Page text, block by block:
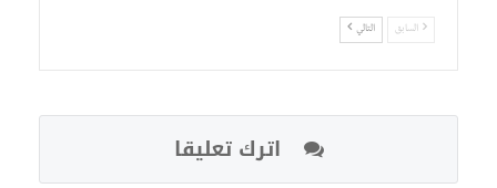
السابق التالي
اترك تعليقا